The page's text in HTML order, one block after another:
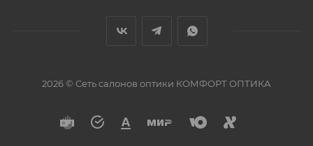
2026 © Сеть салонов оптики КОМФОРТ ОПТИКА